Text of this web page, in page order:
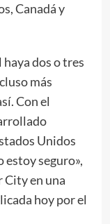
Canadá y
dos o tres
más
Con el
Unidos
estoy seguro»,
City en una
hoy por el